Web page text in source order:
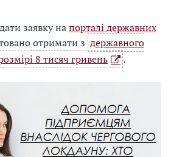
заявку напорталі державних
отримати з державного
8 тисяч гривень
.